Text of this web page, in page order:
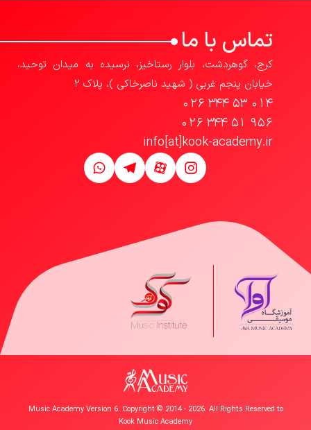
تماس با ما
کرج، گوهردشت، بلوار رستاخیز، نرسیده به میدان توحید،
خیابان پنجم غربی ( شهید ناصرخاکی )، پلاک 2
026 344 53 014
026 344 51 956
info[at]kook-academy.ir
Music Academy Version 6. Copyright © 2014 - 2026. All Rights Reserved to
Kook Music Academy